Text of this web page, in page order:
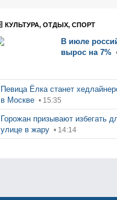
КУЛЬТУРА, ОТДЫХ, СПОРТ
В июле
вырос на 7%
Певица Ёлка станет
в Москве • 15:35
Горожан призывают избегать
улице в жару • 14:14